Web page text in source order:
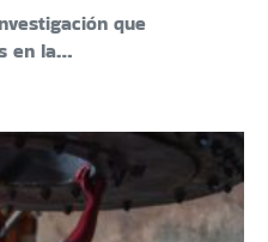
que
en la…